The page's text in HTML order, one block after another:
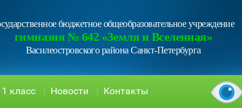
бюджетное общеобразовательное учреждение
гимназия № 642 «Земля и Вселенная»
Василеостровского района Санкт-Петербурга
класс Новости Контакты